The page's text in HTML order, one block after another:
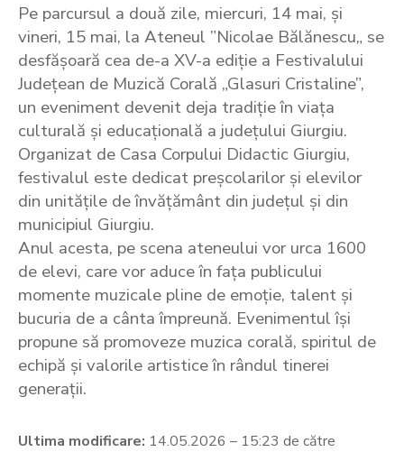
Pe parcursul a două zile, miercuri, 14 mai, și
vineri, 15 mai, la Ateneul ”Nicolae Bălănescu„ se
desfășoară cea de-a XV-a ediție a Festivalului
Județean de Muzică Corală „Glasuri Cristaline”,
un eveniment devenit deja tradiție în viața
culturală și educațională a județului Giurgiu.
Organizat de Casa Corpului Didactic Giurgiu,
festivalul este dedicat preșcolarilor și elevilor
din unitățile de învățământ din județul și din
municipiul Giurgiu.
Anul acesta, pe scena ateneului vor urca 1600
de elevi, care vor aduce în fața publicului
momente muzicale pline de emoție, talent și
bucuria de a cânta împreună. Evenimentul își
propune să promoveze muzica corală, spiritul de
echipă și valorile artistice în rândul tinerei
generații.
Ultima modificare: 14.05.2026 – 15:23 de către